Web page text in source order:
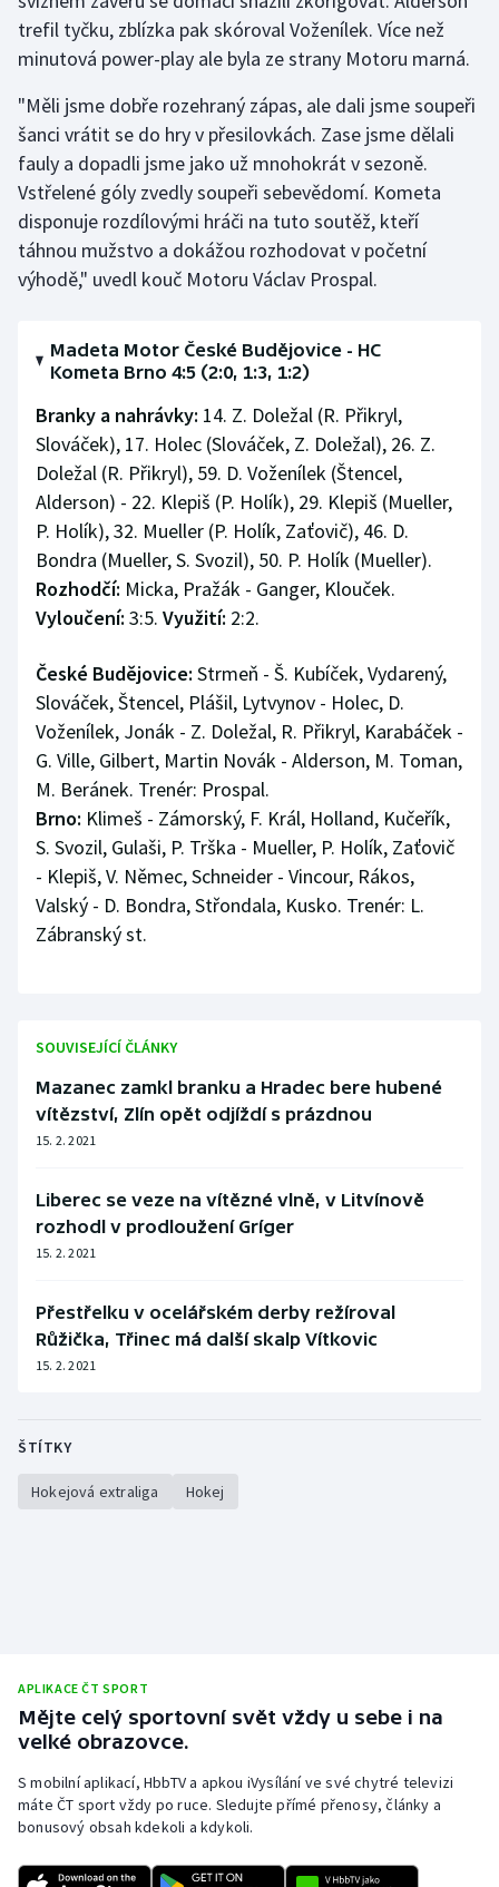
trefil tyčku, zblízka pak skóroval Voženílek. Více než
minutová power-play ale byla ze strany Motoru marná.
"Měli jsme dobře rozehraný zápas, ale dali jsme soupeři
šanci vrátit se do hry v přesilovkách. Zase jsme dělali
fauly a dopadli jsme jako už mnohokrát v sezoně.
Vstřelené góly zvedly soupeři sebevědomí. Kometa
disponuje rozdílovými hráči na tuto soutěž, kteří
táhnou mužstvo a dokážou rozhodovat v početní
výhodě," uvedl kouč Motoru Václav Prospal.
Madeta Motor České Budějovice - HC
Kometa Brno 4:5 (2:0, 1:3, 1:2)
Branky a nahrávky: 14. Z. Doležal (R. Přikryl,
Slováček), 17. Holec (Slováček, Z. Doležal), 26. Z.
Doležal (R. Přikryl), 59. D. Voženílek (Štencel,
Alderson) - 22. Klepiš (P. Holík), 29. Klepiš (Mueller,
P. Holík), 32. Mueller (P. Holík, Zaťovič), 46. D.
Bondra (Mueller, S. Svozil), 50. P. Holík (Mueller).
Rozhodčí: Micka, Pražák - Ganger, Klouček.
Vyloučení: 3:5. Využití: 2:2.
České Budějovice: Strmeň - Š. Kubíček, Vydarený,
Slováček, Štencel, Plášil, Lytvynov - Holec, D.
Voženílek, Jonák - Z. Doležal, R. Přikryl, Karabáček -
G. Ville, Gilbert, Martin Novák - Alderson, M. Toman,
M. Beránek. Trenér: Prospal.
Brno: Klimeš - Zámorský, F. Král, Holland, Kučeřík,
S. Svozil, Gulaši, P. Trška - Mueller, P. Holík, Zaťovič
- Klepiš, V. Němec, Schneider - Vincour, Rákos,
Valský - D. Bondra, Střondala, Kusko. Trenér: L.
Zábranský st.
SOUVISEJÍCÍ ČLÁNKY
Mazanec zamkl branku a Hradec bere hubené
vítězství, Zlín opět odjíždí s prázdnou
15. 2. 2021
Liberec se veze na vítězné vlně, v Litvínově
rozhodl v prodloužení Gríger
15. 2. 2021
Přestřelku v ocelářském derby režíroval
Růžička, Třinec má další skalp Vítkovic
15. 2. 2021
ŠTÍTKY
Hokejová extraliga Hokej
APLIKACE ČT SPORT
Mějte celý sportovní svět vždy u sebe i na
velké obrazovce.
S mobilní aplikací, HbbTV a apkou iVysílání ve své chytré televizi
máte ČT sport vždy po ruce. Sledujte přímé přenosy, články a
bonusový obsah kdekoli a kdykoli.